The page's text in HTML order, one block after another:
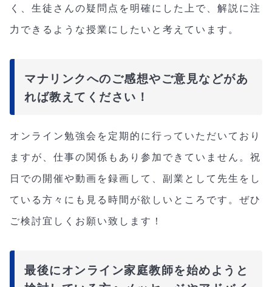
く、生徒さんの疑問点を明確にした上で、解説に注
力できるような授業にしたいと考えています。
マナリンクへのご感想やご意見などがあ
れば教えてください！
オンライン勉強会を定期的に行っていただいており
ますが、仕事の関係もあり参加できていません。祝
日での開催や動画を録画して、副業として先生をし
ている方々にも見る時間が欲しいところです。ぜひ
ご検討宜しくお願い致します！
最後にオンライン家庭教師を始めようと